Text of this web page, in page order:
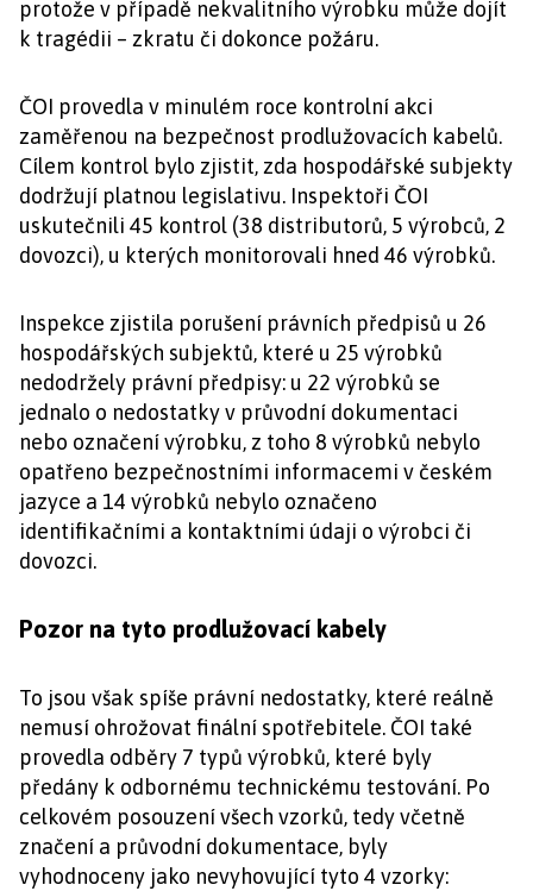
protože v případě nekvalitního výrobku může dojít
k tragédii – zkratu či dokonce požáru.
ČOI provedla v minulém roce kontrolní akci
zaměřenou na bezpečnost prodlužovacích kabelů.
Cílem kontrol bylo zjistit, zda hospodářské subjekty
dodržují platnou legislativu. Inspektoři ČOI
uskutečnili 45 kontrol (38 distributorů, 5 výrobců, 2
dovozci), u kterých monitorovali hned 46 výrobků.
Inspekce zjistila porušení právních předpisů u 26
hospodářských subjektů, které u 25 výrobků
nedodržely právní předpisy: u 22 výrobků se
jednalo o nedostatky v průvodní dokumentaci
nebo označení výrobku, z toho 8 výrobků nebylo
opatřeno bezpečnostními informacemi v českém
jazyce a 14 výrobků nebylo označeno
identifikačními a kontaktními údaji o výrobci či
dovozci.
Pozor na tyto prodlužovací kabely
To jsou však spíše právní nedostatky, které reálně
nemusí ohrožovat finální spotřebitele. ČOI také
provedla odběry 7 typů výrobků, které byly
předány k odbornému technickému testování. Po
celkovém posouzení všech vzorků, tedy včetně
značení a průvodní dokumentace, byly
vyhodnoceny jako nevyhovující tyto 4 vzorky: